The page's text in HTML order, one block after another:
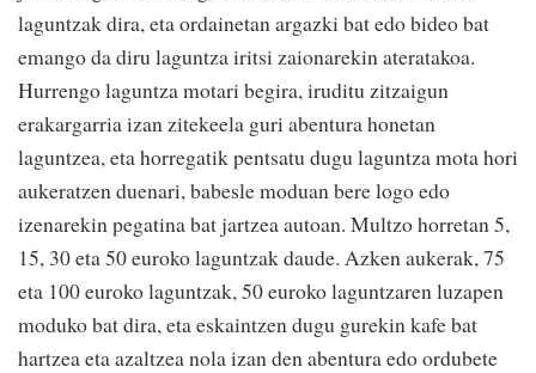
laguntzak dira, eta ordainetan argazki bat edo bideo bat
emango da diru laguntza iritsi zaionarekin ateratakoa.
Hurrengo laguntza motari begira, iruditu zitzaigun
erakargarria izan zitekeela guri abentura honetan
laguntzea, eta horregatik pentsatu dugu laguntza mota hori
aukeratzen duenari, babesle moduan bere logo edo
izenarekin pegatina bat jartzea autoan. Multzo horretan 5,
15, 30 eta 50 euroko laguntzak daude. Azken aukerak, 75
eta 100 euroko laguntzak, 50 euroko laguntzaren luzapen
moduko bat dira, eta eskaintzen dugu gurekin kafe bat
hartzea eta azaltzea nola izan den abentura edo ordubete